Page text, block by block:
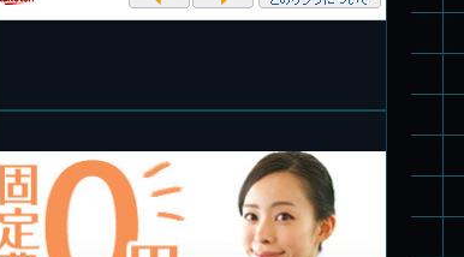
パチ組塗装★PLAMAX 1/72 バトロイド・バルキリー VF-1S ロ